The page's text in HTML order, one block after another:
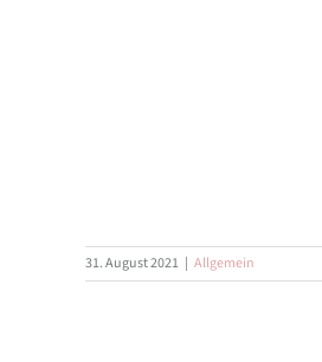
31. August 2021 | Allgemein